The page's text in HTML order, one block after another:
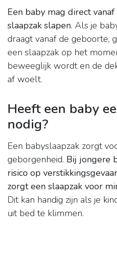
Een baby mag direct
slaapzak slapen. Als je
draagt vanaf de geboorte,
een slaapzak op het
beweeglijk wordt en de
af woelt.
Heeft een baby
nodig?
Een babyslaapzak zorgt
geborgenheid. Bij jongere
risico op
zorgt een slaapzak voor
Dit kan handig zijn als je
uit bed te klimmen.